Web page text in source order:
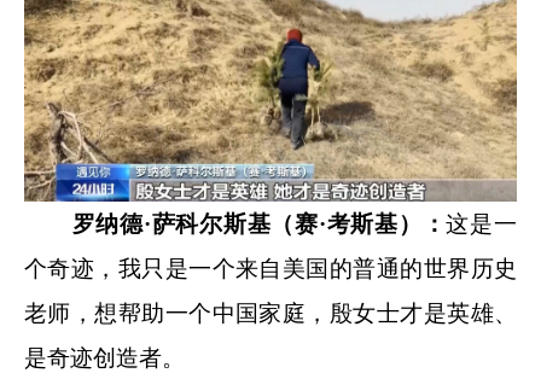
罗纳德·萨科尔斯基（赛·考斯基）：这是一
个奇迹，我只是一个来自美国的普通的世界历史
老师，想帮助一个中国家庭，殷女士才是英雄、
是奇迹创造者。